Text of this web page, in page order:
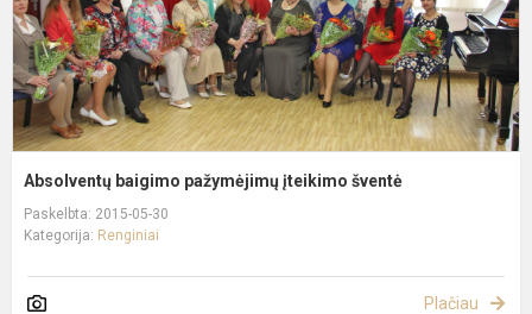
Absolventų baigimo pažymėjimų įteikimo šventė
Paskelbta: 2015-05-30
Kategorija: Renginiai
Plačiau